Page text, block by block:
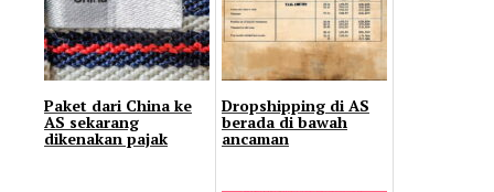
Paket dari China ke
AS sekarang
dikenakan pajak
Dropshipping di AS
berada di bawah
ancaman